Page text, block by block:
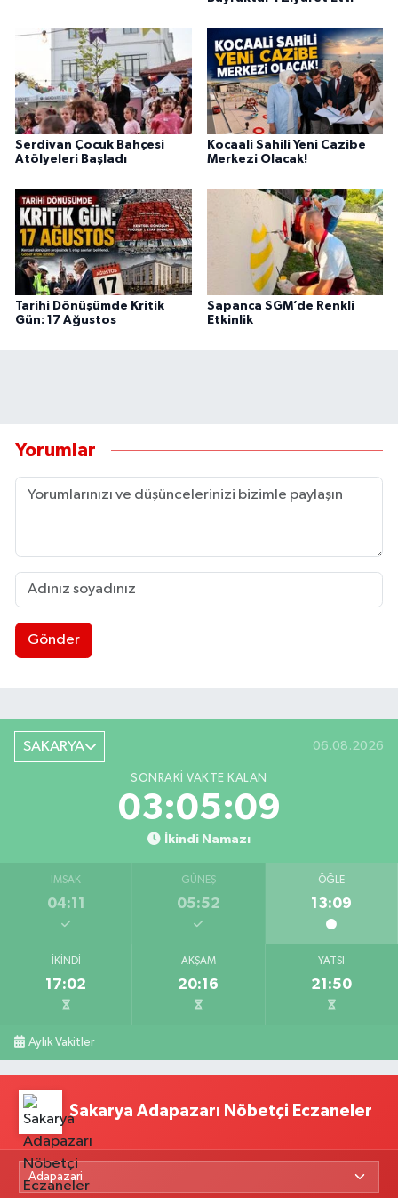
Serdivan Çocuk Bahçesi
Atölyeleri Başladı
Kocaali Sahili Yeni Cazibe
Merkezi Olacak!
Tarihi Dönüşümde Kritik
Gün: 17 Ağustos
Sapanca SGM’de Renkli
Etkinlik
Yorumlar
Gönder
SAKARYA 06.08.2026
SONRAKI VAKTE KALAN
03:05:08
İkindi Namazı
İMSAK
04:11
GÜNEŞ
05:52
ÖĞLE
13:09
İKINDI
17:02
AKŞAM
20:16
YATSI
21:50
Aylık Vakitler
Sakarya Adapazarı Nöbetçi Eczaneler